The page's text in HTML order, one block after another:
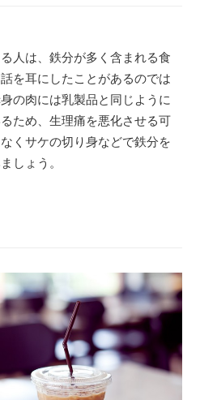
人は、鉄分が多く含まれる食
を耳にしたことがあるのでは
の肉には乳製品と同じように
ため、生理痛を悪化させる可
くサケの切り身などで鉄分を
しょう。